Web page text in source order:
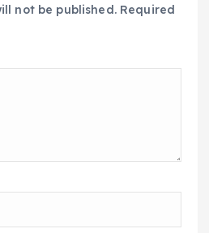
not be published. Required